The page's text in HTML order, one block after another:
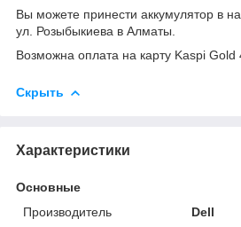
Вы можете принести аккумулятор в
ул. Розыбыкиева в Алматы.
Возможна оплата на карту Kaspi
Скрыть
Характеристики
Основные
Производитель
Dell